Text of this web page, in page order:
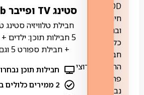
VOD
חינם
ובנוסף
כל
חבילות
התוכן
ערוצי
פרימיום
נבחרים
סטינג TV ופייבר 1000Mb
חבילת טלוויזיה
5 חבילות תוכן:
+ חבילת ספורט 5 וגם אינטרנט סיבים 1000 מגה
חבילות תוכן
2 ממירים כלולים במחיר